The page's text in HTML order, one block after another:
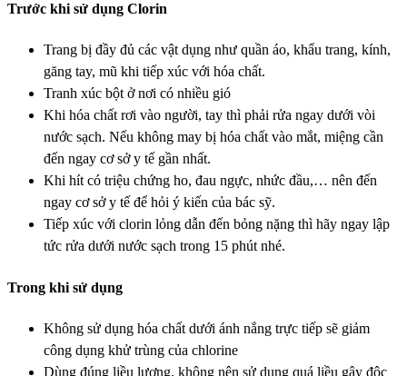
Trước khi sử dụng Clorin
Trang bị đầy đủ các vật dụng như quần áo, khẩu trang, kính,
găng tay, mũ khi tiếp xúc với hóa chất.
Tranh xúc bột ở nơi có nhiều gió
Khi hóa chất rơi vào người, tay thì phải rửa ngay dưới vòi
nước sạch. Nếu không may bị hóa chất vào mắt, miệng cần
đến ngay cơ sở y tế gần nhất.
Khi hít có triệu chứng ho, đau ngực, nhức đầu,… nên đến
ngay cơ sở y tế để hỏi ý kiến của bác sỹ.
Tiếp xúc với clorin lỏng dẫn đến bỏng nặng thì hãy ngay lập
tức rửa dưới nước sạch trong 15 phút nhé.
Trong khi sử dụng
Không sử dụng hóa chất dưới ánh nắng trực tiếp sẽ giảm
công dụng khử trùng của chlorine
Dùng đúng liều lượng, không nên sử dụng quá liều gây độc